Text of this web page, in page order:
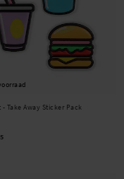
- Take Away Sticker Pack